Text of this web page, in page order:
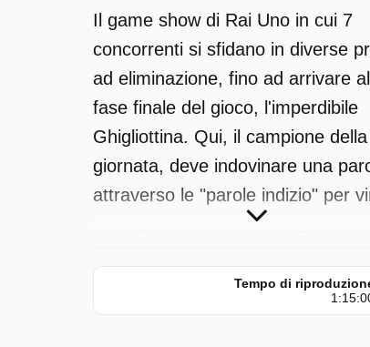
Il game show di Rai Uno in cui 7
concorrenti si sfidano in diverse
ad eliminazione, fino ad arrivare
fase finale del gioco, l'imperdibile
Ghigliottina. Qui, il campione della
giornata, deve indovinare una
attraverso le "parole indizio" per
15 maggio 2026 alle ore 01:15.
Tempo di